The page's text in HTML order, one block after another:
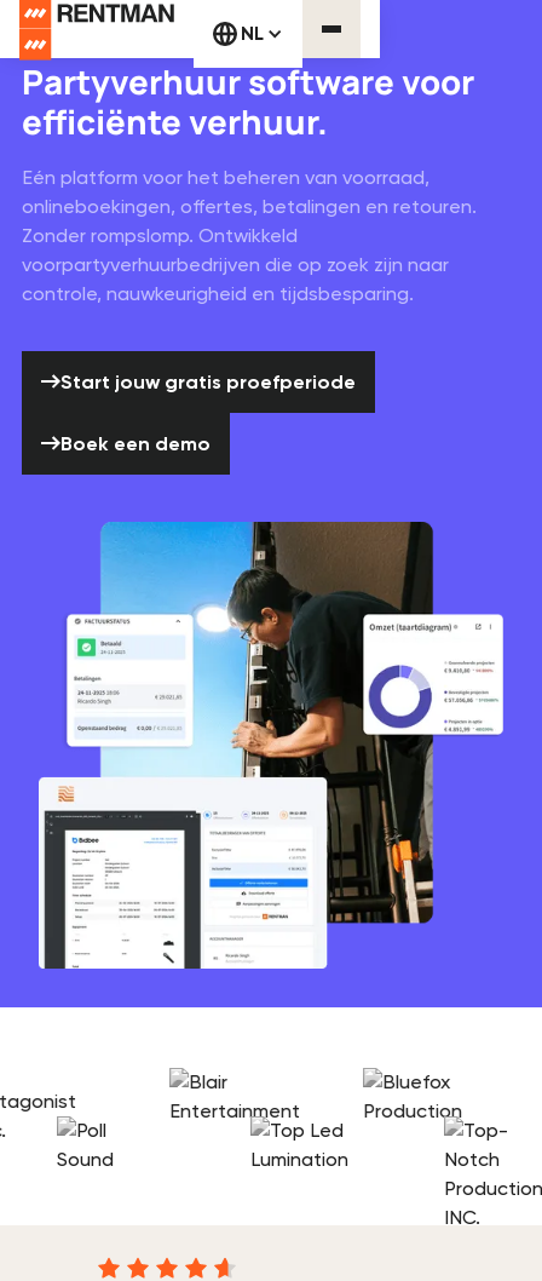
NL
Partyverhuur software
Partyverhuur software voor
efficiënte verhuur.
Eén platform voor het beheren van voorraad,
onlineboekingen, offertes, betalingen en retouren.
Zonder rompslomp. Ontwikkeld
voorpartyverhuurbedrijven die op zoek zijn naar
controle, nauwkeurigheid en tijdsbesparing.
Start jouw gratis proefperiode
Boek een demo